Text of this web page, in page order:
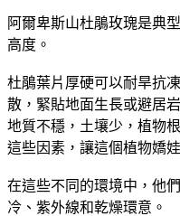
阿爾卑斯山杜鵑玫瑰是典
高度。
杜鵑葉片厚硬可以耐旱抗
散，緊貼地面生長或避居
地質不穩，土壤少，植物
這些因素，讓這個植物嬌
在這些不同的環境中，他
冷、紫外線和乾燥環意。